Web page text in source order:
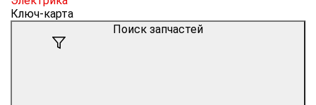
Ключ-карта
Поиск запчастей